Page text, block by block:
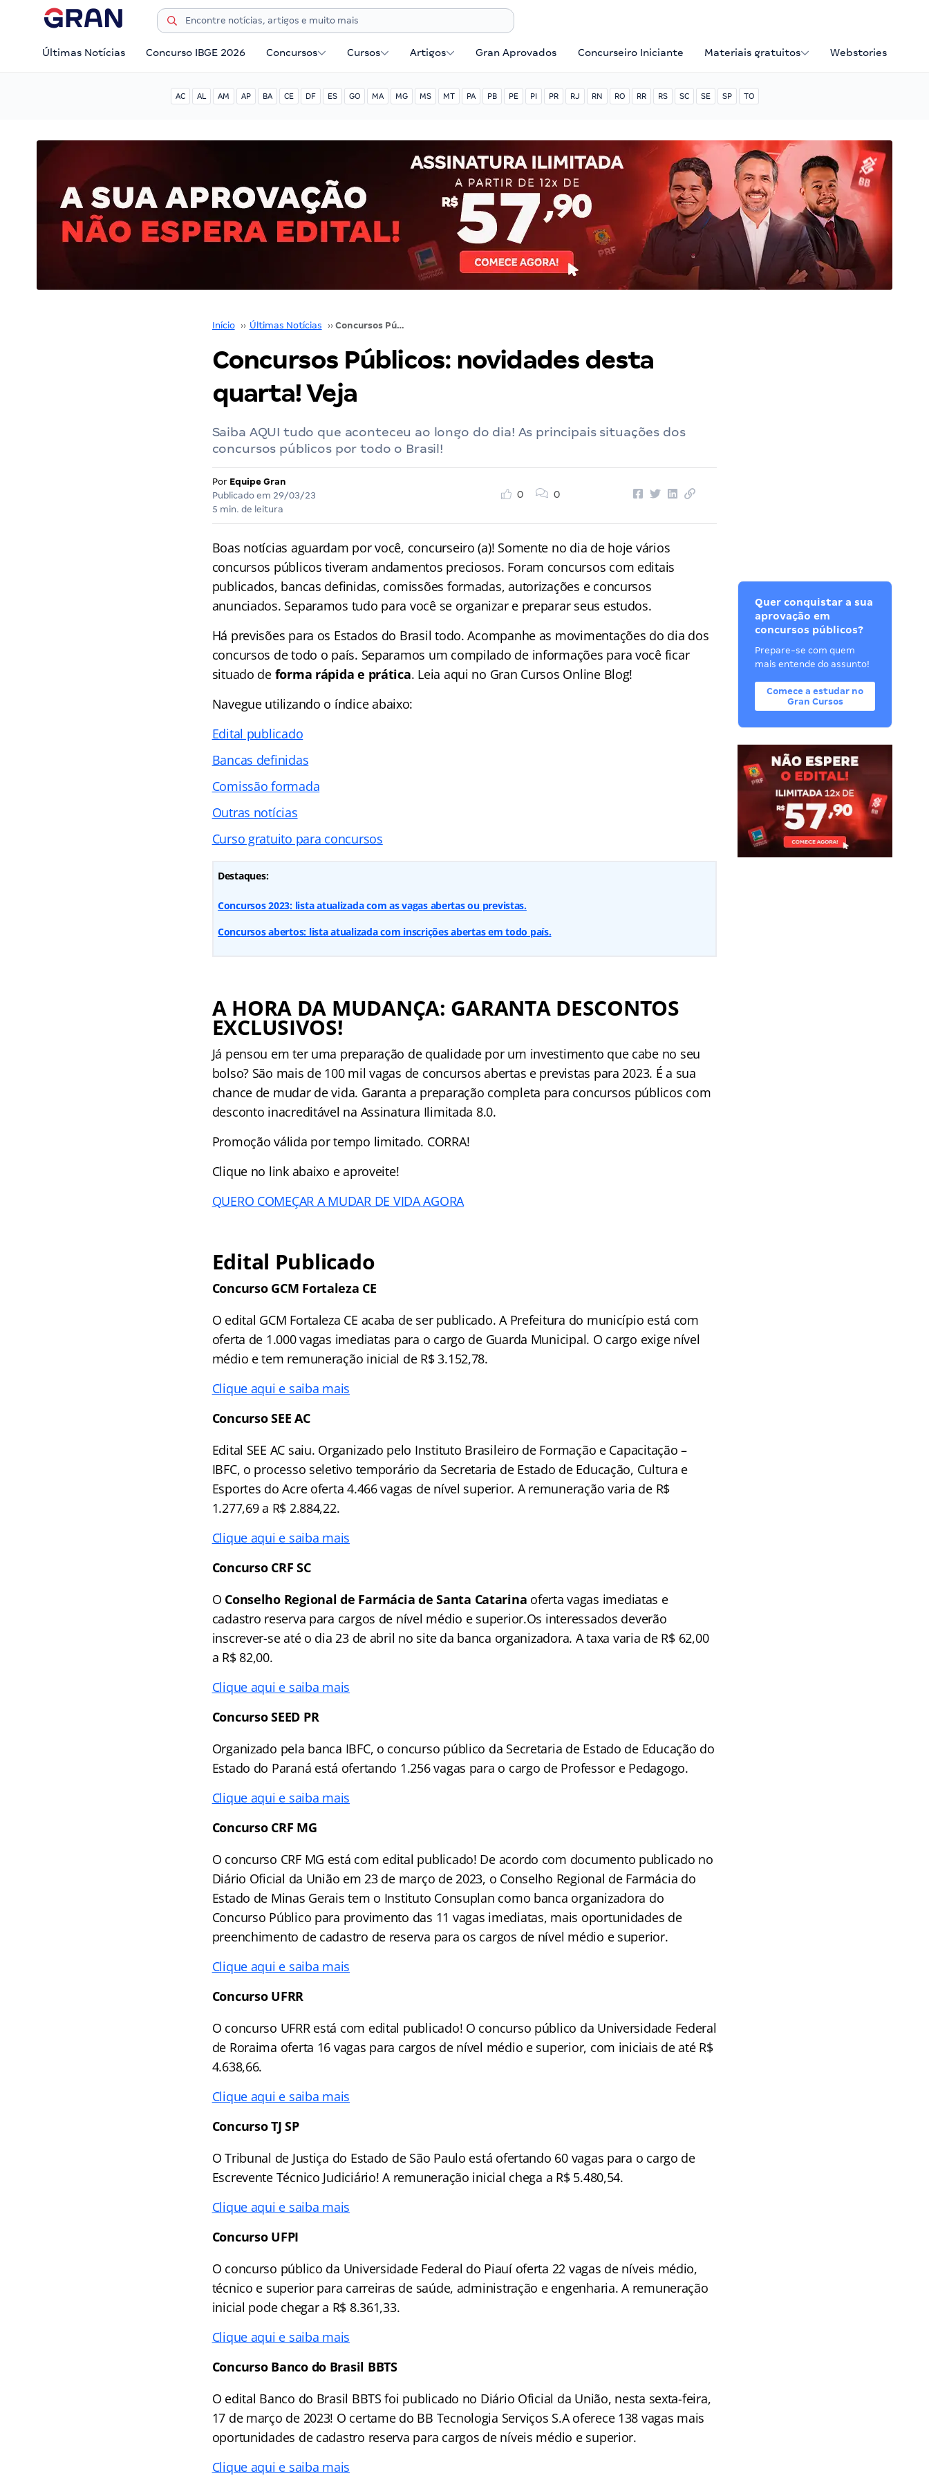
Últimas Notícias Concurso IBGE 2026 Concursos Cursos Artigos Gran Aprovados Concurseiro Iniciante Materiais gratuitos Webstories
AC AL AM AP BA CE DF ES GO MA MG MS MT PA PB PE PI PR RJ RN RO RR RS SC SE SP TO
Início ›› Últimas Notícias ›› Concursos Públicos: novidades desta quarta! Veja
Concursos Públicos: novidades desta
quarta! Veja
Saiba AQUI tudo que aconteceu ao longo do dia! As principais situações dos
concursos públicos por todo o Brasil!
Por Equipe Gran
Publicado em 29/03/23
5 min. de leitura
0 0
Boas notícias aguardam por você, concurseiro (a)! Somente no dia de hoje vários
concursos públicos tiveram andamentos preciosos. Foram concursos com editais
publicados, bancas definidas, comissões formadas, autorizações e concursos
anunciados. Separamos tudo para você se organizar e preparar seus estudos.
Há previsões para os Estados do Brasil todo. Acompanhe as movimentações do dia dos
concursos de todo o país. Separamos um compilado de informações para você ficar
situado de forma rápida e prática. Leia aqui no Gran Cursos Online Blog!
Navegue utilizando o índiceabaixo:
Edital publicado
Bancas definidas
Comissão formada
Outras notícias
Curso gratuito para concursos
Destaques:
Concursos 2023: lista atualizada com as vagas abertas ou previstas.
Concursos abertos: lista atualizada com inscrições abertas em todo país.
A HORA DA MUDANÇA: GARANTA DESCONTOS
EXCLUSIVOS!
Já pensou em ter uma preparação de qualidade por um investimento que cabe no seu
bolso? São mais de 100 mil vagas de concursos abertas e previstas para 2023. É a sua
chance de mudar de vida. Garanta a preparação completa para concursos públicos com
desconto inacreditável na Assinatura Ilimitada 8.0.
Promoção válida por tempo limitado. CORRA!
Clique no link abaixo e aproveite!
QUERO COMEÇAR A MUDAR DE VIDA AGORA
Edital Publicado
Concurso GCM Fortaleza CE
O edital GCM Fortaleza CE acaba de ser publicado. A Prefeitura do município está com
oferta de 1.000 vagas imediatas para o cargo de Guarda Municipal. O cargo exige nível
médio e tem remuneração inicial de R$ 3.152,78.
Clique aqui e saiba mais
Concurso SEE AC
Edital SEE AC saiu. Organizado pelo Instituto Brasileiro de Formação e Capacitação –
IBFC, o processo seletivo temporário da Secretaria de Estado de Educação, Cultura e
Esportes do Acre oferta 4.466 vagas de nível superior. A remuneração varia de R$
1.277,69 a R$ 2.884,22.
Clique aqui e saiba mais
Concurso CRF SC
O Conselho Regional de Farmácia de Santa Catarina oferta vagas imediatas e
cadastro reserva para cargos de nível médio e superior.Os interessados deverão
inscrever-se até o dia 23 de abril no site da banca organizadora. A taxa varia de R$ 62,00
a R$ 82,00.
Clique aqui e saiba mais
Concurso SEED PR
Organizado pela banca IBFC, o concurso público da Secretaria de Estado de Educação do
Estado do Paraná está ofertando 1.256 vagas para o cargo de Professor e Pedagogo.
Clique aqui e saiba mais
Concurso CRF MG
O concurso CRF MG está com edital publicado! De acordo com documento publicado no
Diário Oficial da União em 23 de março de 2023, o Conselho Regional de Farmácia do
Estado de Minas Gerais tem o Instituto Consuplan como banca organizadora do
Concurso Público para provimento das 11 vagas imediatas, mais oportunidades de
preenchimento de cadastro de reserva para os cargos de nível médio e superior.
Clique aqui e saiba mais
Concurso UFRR
O concurso UFRR está com edital publicado! O concurso público da Universidade Federal
de Roraima oferta 16 vagas para cargos de nível médio e superior, com iniciais de até R$
4.638,66.
Clique aqui e saiba mais
Concurso TJ SP
O Tribunal de Justiça do Estado de São Paulo está ofertando 60 vagas para o cargo de
Escrevente Técnico Judiciário! A remuneração inicial chega a R$ 5.480,54.
Clique aqui e saiba mais
Concurso UFPI
O concurso público da Universidade Federal do Piauí oferta 22 vagas de níveis médio,
técnico e superior para carreiras de saúde, administração e engenharia. A remuneração
inicial pode chegar a R$ 8.361,33.
Clique aqui e saiba mais
Concurso Banco do Brasil BBTS
O edital Banco do Brasil BBTS foi publicado no Diário Oficial da União, nesta sexta-feira,
17 de março de 2023! O certame do BB Tecnologia Serviços S.A oferece 138 vagas mais
oportunidades de cadastro reserva para cargos de níveis médio e superior.
Clique aqui e saiba mais
Quer conquistar a sua
aprovação em
concursos públicos?
Prepare-se com quem
mais entende do assunto!
Comece a estudar no
Gran Cursos